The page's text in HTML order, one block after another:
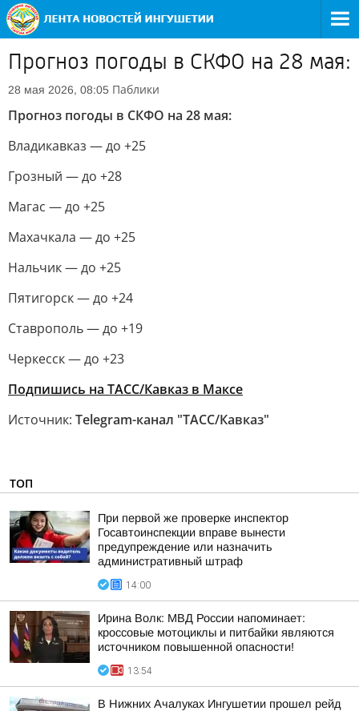
Прогноз погоды в СКФО на 28 мая:
28 мая 2026, 08:05 Паблики
Прогноз погоды в СКФО на 28 мая:
Владикавказ — до +25
Грозный — до +28
Магас — до +25
Махачкала — до +25
Нальчик — до +25
Пятигорск — до +24
Ставрополь — до +19
Черкесск — до +23
Подпишись на ТАСС/Кавказ в Максе
Источник: Telegram-канал "ТАСС/Кавказ"
ТОП
При первой же проверке инспектор
Госавтоинспекции вправе вынести
предупреждение или назначить
административный штраф
14:00
Ирина Волк: МВД России напоминает:
кроссовые мотоциклы и питбайки являются
источником повышенной опасности!
13:54
В Нижних Ачалуках Ингушетии прошел рейд